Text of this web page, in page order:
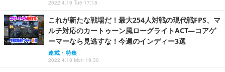
2022.4.19 Tue 17:18
これが新たな戦場だ！最大254人対戦の現代戦FPS、マ
ルチ対応のカートゥーン風ローグライトACT―コアゲ
ーマーなら見逃すな！今週のインディー3選
連載・特集
2022.4.18 Mon 19:30